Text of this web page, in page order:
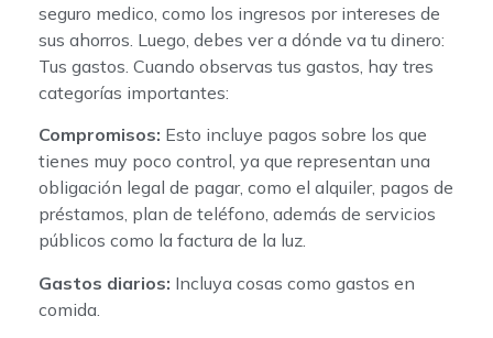
seguro medico, como los ingresos por intereses de
sus ahorros. Luego, debes ver a dónde va tu dinero:
Tus gastos. Cuando observas tus gastos, hay tres
categorías importantes:
Compromisos: Esto incluye pagos sobre los que
tienes muy poco control, ya que representan una
obligación legal de pagar, como el alquiler, pagos de
préstamos, plan de teléfono, además de servicios
públicos como la factura de la luz.
Gastos diarios: Incluya cosas como gastos en
comida.